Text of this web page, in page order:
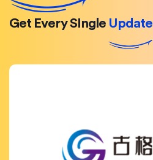
Get Every SIngle Update